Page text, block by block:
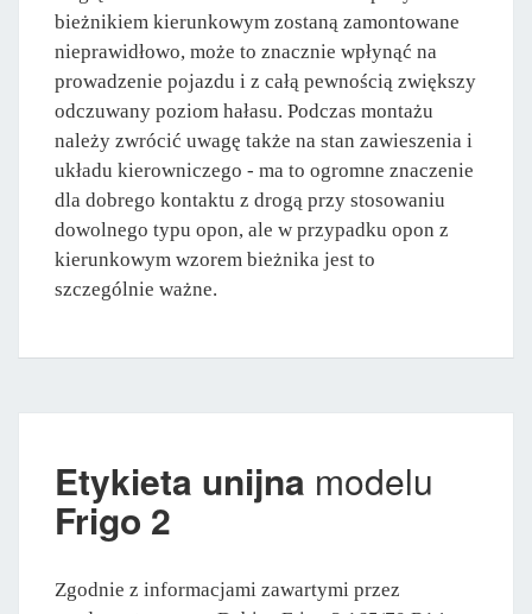
bieżnikiem kierunkowym zostaną zamontowane
nieprawidłowo, może to znacznie wpłynąć na
prowadzenie pojazdu i z całą pewnością zwiększy
odczuwany poziom hałasu. Podczas montażu
należy zwrócić uwagę także na stan zawieszenia i
układu kierowniczego - ma to ogromne znaczenie
dla dobrego kontaktu z drogą przy stosowaniu
dowolnego typu opon, ale w przypadku opon z
kierunkowym wzorem bieżnika jest to
szczególnie ważne.
Etykieta unijna modelu
Frigo 2
Zgodnie z informacjami zawartymi przez